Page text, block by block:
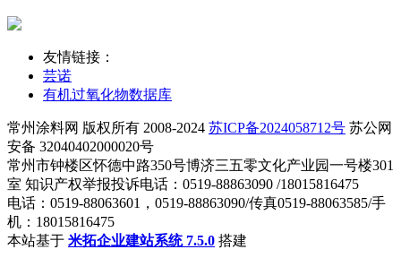
友情链接：
芸诺
有机过氧化物数据库
常州涂料网 版权所有 2008-2024 苏ICP备2024058712号 苏公网
安备 32040402000020号
常州市钟楼区怀德中路350号博济三五零文化产业园一号楼301
室 知识产权举报投诉电话：0519-88863090 /18015816475
电话：0519-88063601，0519-88863090/传真0519-88063585/手
机：18015816475
本站基于 米拓企业建站系统 7.5.0 搭建